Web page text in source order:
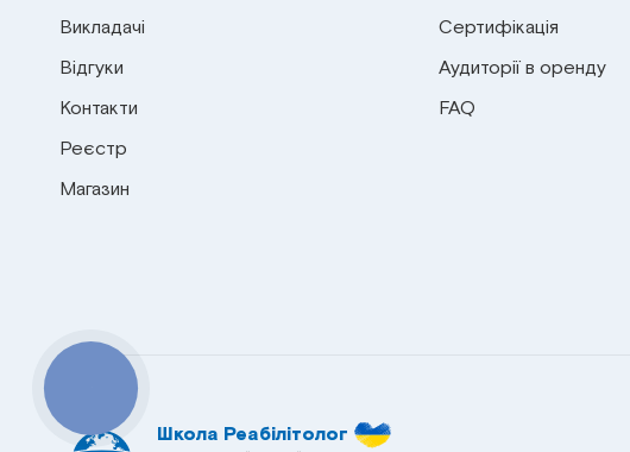
Викладачі
Відгуки
Контакти
Реєстр
Магазин
Сертифікація
Аудиторії в оренду
FAQ
Школа Реабілітолог